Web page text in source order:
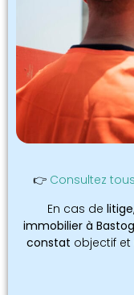
👉 Consultez
En cas de
immobilier à
constat objectif